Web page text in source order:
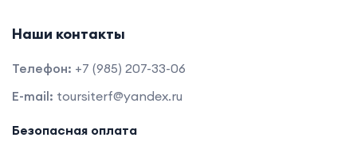
Наши контакты
Телефон: +7 (985) 207-33-06
E-mail: toursiterf@yandex.ru
Безопасная оплата